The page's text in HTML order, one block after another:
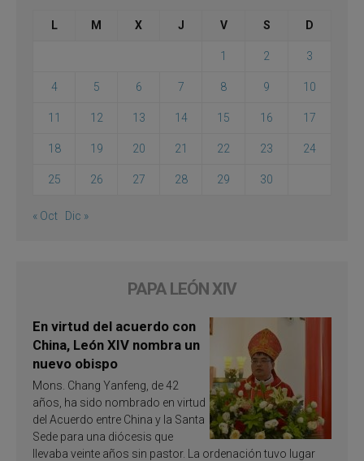
L M X J V S D
1 2 3
4 5 6 7 8 9 10
11 12 13 14 15 16 17
18 19 20 21 22 23 24
25 26 27 28 29 30
« Oct Dic »
PAPA LEÓN XIV
En virtud del acuerdo con
China, León XIV nombra un
nuevo obispo
Mons. Chang Yanfeng, de 42
años, ha sido nombrado en virtud
del Acuerdo entre China y la Santa
Sede para una diócesis que
llevaba veinte años sin pastor. La ordenación tuvo lugar